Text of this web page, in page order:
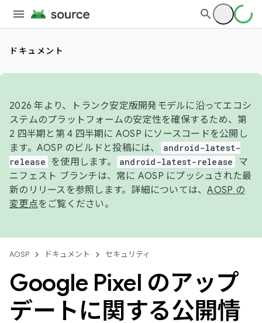
ドキュメント
2026 年より、トランク安定版開発モデルに沿ってエコシ
ステムのプラットフォームの安定性を確保するため、第
2 四半期と第 4 四半期に AOSP にソースコードを公開し
ます。AOSP のビルドと投稿には、
android-latest-
release
を使用します。 android-latest-release
マ
ニフェスト ブランチは、常に AOSP にプッシュされた最
新のリリースを参照します。詳細については、AOSP の
変更点をご覧ください。
AOSP ドキュメント セキュリティ
Google Pixel のアップ
デートに関する公開情